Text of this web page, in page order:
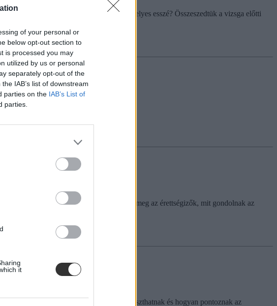
of your personal or
below opt-out section to
is processed you may
utilized by us or personal
separately opt-out of the
IAB’s list of downstream
parties on the IAB’s List of
parties.
it
feladatokra jár. De vajon milyen a helyes esszé? Összeszedtük a vizsga előtti
a visszaesés.
milyen feladatokat oldanak meg az érettségizők, mit gondolnak az
vár rájuk, milyen esszék közül választhatnak és hogyan pontoznak az